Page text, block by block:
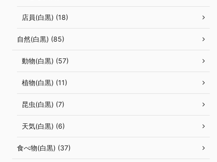
店員(白黒) (18)
自然(白黒) (85)
動物(白黒) (57)
植物(白黒) (11)
昆虫(白黒) (7)
天気(白黒) (6)
食べ物(白黒) (37)